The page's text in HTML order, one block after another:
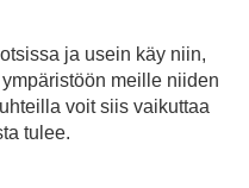
ja usein käy niin,
meille niiden
voit siis vaikuttaa
tulee.